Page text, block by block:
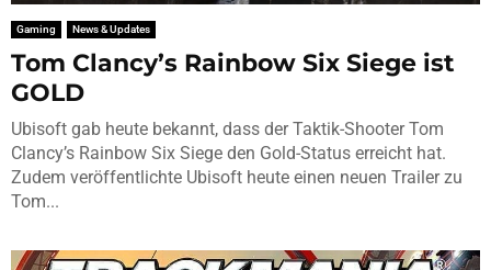
Gaming News & Updates
Tom Clancy’s Rainbow Six Siege ist
GOLD
Ubisoft gab heute bekannt, dass der Taktik-Shooter Tom
Clancy’s Rainbow Six Siege den Gold-Status erreicht hat.
Zudem veröffentlichte Ubisoft heute einen neuen Trailer zu
Tom...